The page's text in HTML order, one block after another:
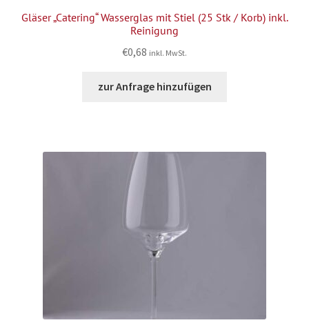
Gläser „Catering“ Wasserglas mit Stiel (25 Stk / Korb) inkl.
Reinigung
€0,68 inkl. MwSt.
zur Anfrage hinzufügen